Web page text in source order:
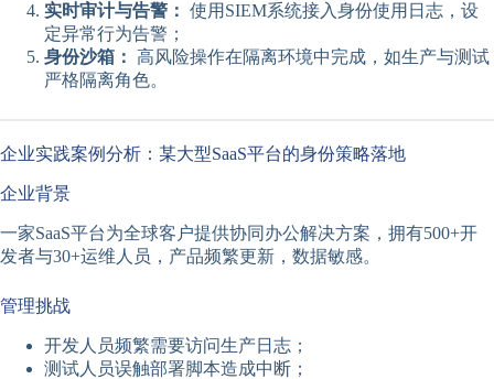
实时审计与告警： 使用SIEM系统接入身份使用日志，设
定异常行为告警；
身份沙箱： 高风险操作在隔离环境中完成，如生产与测试
严格隔离角色。
企业实践案例分析：某大型SaaS平台的身份策略落地
企业背景
一家SaaS平台为全球客户提供协同办公解决方案，拥有500+开
发者与30+运维人员，产品频繁更新，数据敏感。
管理挑战
开发人员频繁需要访问生产日志；
测试人员误触部署脚本造成中断；